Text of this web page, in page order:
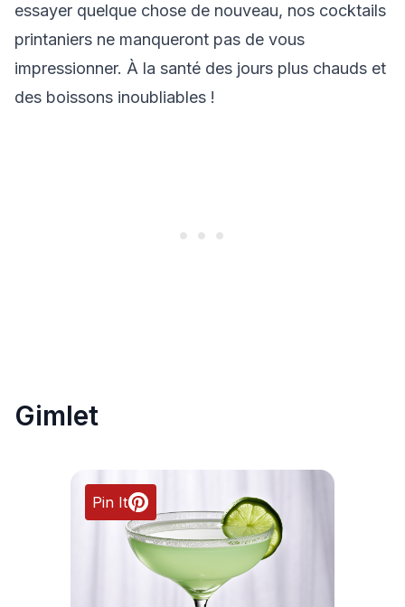
essayer quelque chose de nouveau, nos cocktails
printaniers ne manqueront pas de vous
impressionner. À la santé des jours plus chauds et
des boissons inoubliables !
Gimlet
Pin It